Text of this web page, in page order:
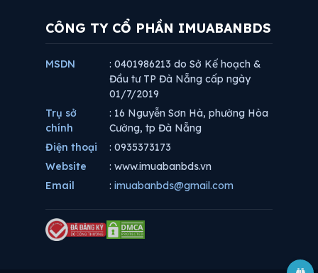
CÔNG TY CỔ PHẦN IMUABANBDS
MSDN
: 0401986213 do Sở Kế hoạch &
Đầu tư TP Đà Nẵng cấp ngày
01/7/2019
Trụ sở
chính
: 16 Nguyễn Sơn Hà, phường Hòa
Cường, tp Đà Nẵng
Điện thoại
: 0935373173
Website
: www.imuabanbds.vn
Email
: imuabanbds@gmail.com